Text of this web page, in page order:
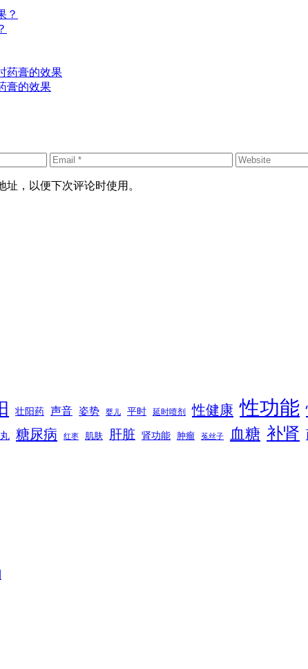
膏的效果
，以便下次评论时使用。
壮阳药 声音 姿势 婴儿 平时 延时喷剂 性健康 性功能
糖尿病 红枣 肌肤 肝脏 肾功能 肿瘤 菟丝子 血糖 补肾